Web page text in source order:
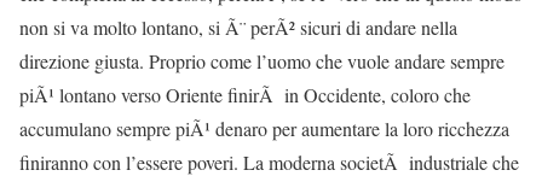
non si va molto lontano, si Ã¨ perÃ² sicuri di andare nella
direzione giusta. Proprio come l’uomo che vuole andare sempre
piÃ¹ lontano verso Oriente finirÃ in Occidente, coloro che
accumulano sempre piÃ¹ denaro per aumentare la loro ricchezza
finiranno con l’essere poveri. La moderna societÃ industriale che